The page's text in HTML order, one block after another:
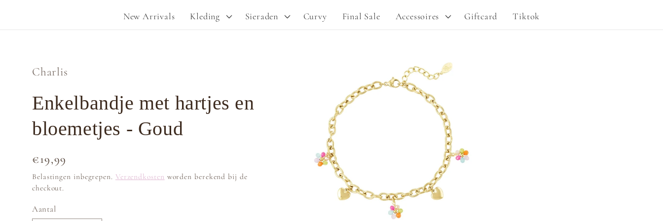
New Arrivals Kleding Sieraden Curvy Final Sale Accessoires Giftcard Tiktok
g
Charlis
Enkelbandje met hartjes en
bloemetjes - Goud
Normale
prijs
€19,99
Belastingen inbegrepen. Verzendkosten worden berekend bij de
checkout.
Aantal